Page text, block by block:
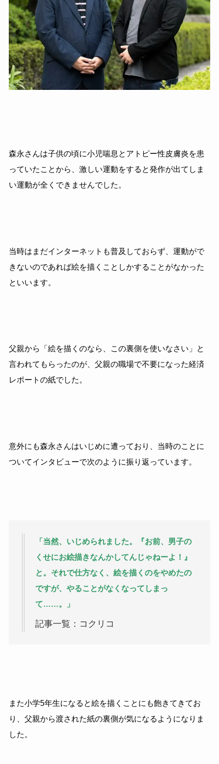
森永さんは子供の頃に小児喘息とアトピー性皮膚炎を患
っていたことから、激しい運動をすると発作が出てしま
い運動が全くできませんでした。
当時はまだインターネットも普及しておらず、運動がで
きないのであれば絵を描くことしかすることがなかった
といいます。
父親から「絵を描くのなら、この裏側を使いなさい」と
言われてもらったのが、父親の職場で不要になった経済
レポートの紙でした。
意外にも森永さんはいじめに遭っており、当時のことに
ついてインタビューで次のように振り返っています。
「当然、いじめられました。『お前、男子の
くせにお絵描きなんかしてんじゃねーよ！』
と。それで仕方なく、絵を描くのをやめたの
ですが、やることがなくなってしまっ
て……。」
記事一覧：コクリコ
また小学5年生になると絵を描くことにも飽きてきてお
り、父親から渡された紙の裏側が気になるようになりま
した。